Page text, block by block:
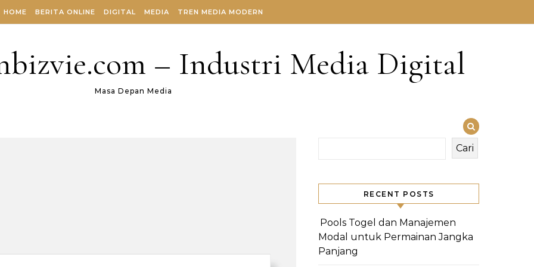
HOME BERITA ONLINE DIGITAL MEDIA TREN MEDIA MODERN
– Industri Media Digital
Masa Depan Media
Cari
RECENT POSTS
Pools Togel dan Manajemen
Modal untuk Permainan Jangka
Panjang